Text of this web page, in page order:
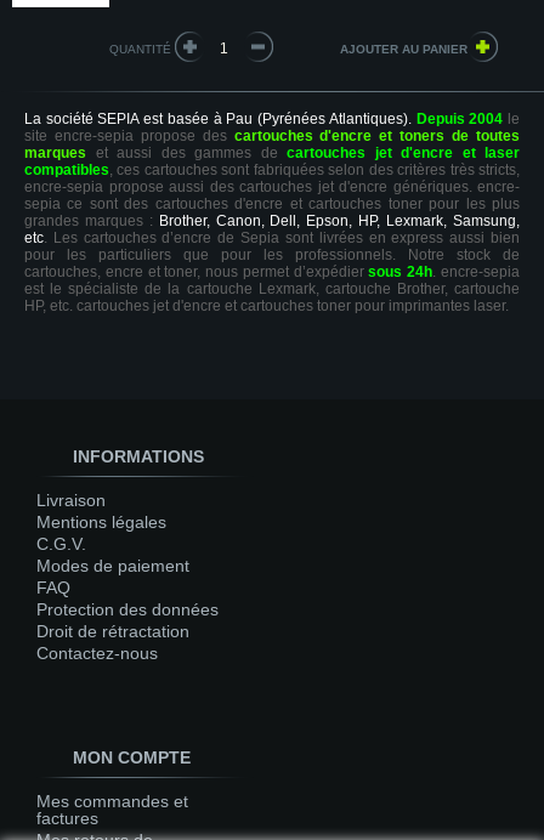
QUANTITÉ
La société SEPIA est basée à Pau (Pyrénées Atlantiques). Depuis 2004 le
site encre-sepia propose des cartouches d'encre et toners de toutes
marques et aussi des gammes de cartouches jet d'encre et laser
compatibles, ces cartouches sont fabriquées selon des critères très stricts,
encre-sepia propose aussi des cartouches jet d'encre génériques. encre-
sepia ce sont des cartouches d'encre et cartouches toner pour les plus
grandes marques : Brother, Canon, Dell, Epson, HP, Lexmark, Samsung,
etc. Les cartouches d’encre de Sepia sont livrées en express aussi bien
pour les particuliers que pour les professionnels. Notre stock de
cartouches, encre et toner, nous permet d’expédiersous 24h. encre-sepia
est le spécialiste de la cartouche Lexmark, cartouche Brother, cartouche
HP, etc. cartouches jet d'encre et cartouches toner pour imprimantes laser.
INFORMATIONS
Livraison
Mentions légales
C.G.V.
Modes de paiement
FAQ
Protection des données
Droit de rétractation
Contactez-nous
MON COMPTE
Mes commandes et
factures